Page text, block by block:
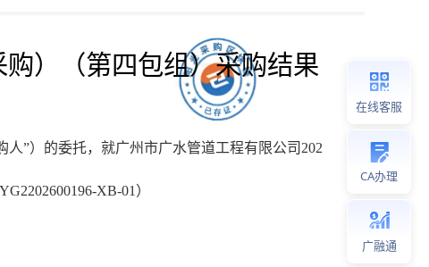
在线客服
CA办理
广融通
）（第四包组）采购结果
人”）的委托，就广州市广水管道工程有限公司202
XB-01 ）